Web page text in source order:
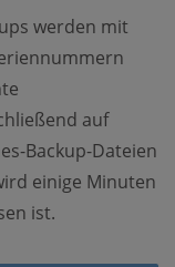
werden mit
auf
Backup-Dateien
einige Minuten
ist.